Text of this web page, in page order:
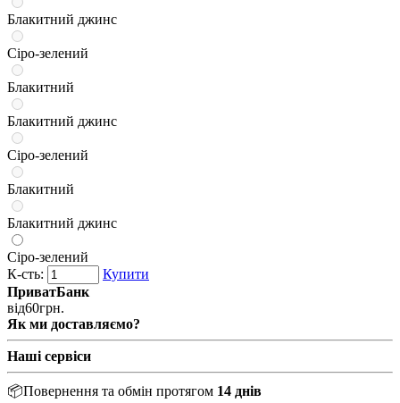
Блакитний джинс
Сіро-зелений
Блакитний
Блакитний джинс
Сіро-зелений
Блакитний
Блакитний джинс
Сіро-зелений
К-сть:
Купити
ПриватБанк
від60грн.
Як ми доставляємо?
Наші сервіси
📦Повернення та обмін протягом 14 днів